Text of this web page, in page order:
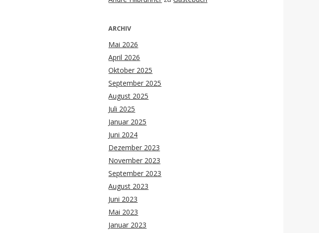
ARCHIV
Mai 2026
April 2026
Oktober 2025
September 2025
August 2025
Juli 2025
Januar 2025
Juni 2024
Dezember 2023
November 2023
September 2023
August 2023
Juni 2023
Mai 2023
Januar 2023